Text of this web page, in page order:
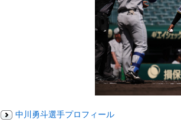
中川勇斗選手プロフィール